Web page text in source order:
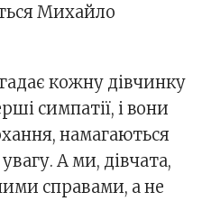
Михайло
кожну дівчинку
симпатії, і вони
намагаються
А ми, дівчата,
справами, а не